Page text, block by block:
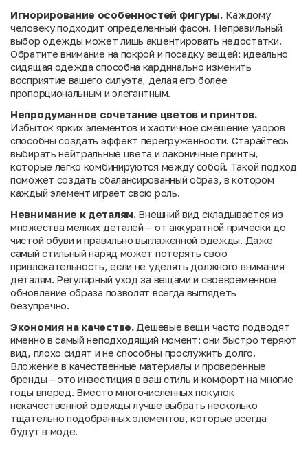
Игнорирование особенностей фигуры.Каждому
человеку подходит определенный фасон. Неправильный
выбор одежды может лишь акцентировать недостатки.
Обратите внимание на покрой и посадку вещей: идеально
сидящая одежда способна кардинально изменить
восприятие вашего силуэта, делая его более
пропорциональным и элегантным.
Непродуманное сочетание цветов и принтов.
Избыток ярких элементов и хаотичное смешение узоров
способны создать эффект перегруженности. Старайтесь
выбирать нейтральные цвета и лаконичные принты,
которые легко комбинируются между собой. Такой подход
поможет создать сбалансированный образ, в котором
каждый элемент играет свою роль.
Невнимание к деталям.Внешний вид складывается из
множества мелких деталей – от аккуратной прически до
чистой обуви и правильно выглаженной одежды. Даже
самый стильный наряд может потерять свою
привлекательность, если не уделять должного внимания
деталям. Регулярный уход за вещами и своевременное
обновление образа позволят всегда выглядеть
безупречно.
Экономия на качестве.Дешевые вещи часто подводят
именно в самый неподходящий момент: они быстро теряют
вид, плохо сидят и не способны прослужить долго.
Вложение в качественные материалы и проверенные
бренды – это инвестиция в ваш стиль и комфорт на многие
годы вперед. Вместо многочисленных покупок
некачественной одежды лучше выбрать несколько
тщательно подобранных элементов, которые всегда
будут в моде.